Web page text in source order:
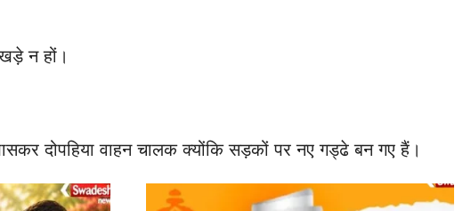
न हों।
दोपहिया वाहन चालक क्योंकि सड़कों पर नए गड्ढे बन गए हैं।